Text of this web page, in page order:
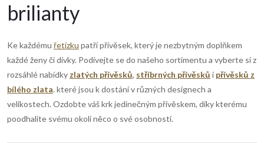
brilianty
Ke každému řetízku patří přívěsek, který je nezbytným doplňkem
každé ženy či dívky. Podívejte se do našeho sortimentu a vyberte si z
rozsáhlé nabídky zlatých přívěsků, stříbrných přívěsků i přívěsků z
bílého zlata. které jsou k dostání v různých designech a
velikostech. Ozdobte váš krk jedinečným přívěskem, díky kterému
poodhalíte svému okolí něco o své osobnosti.